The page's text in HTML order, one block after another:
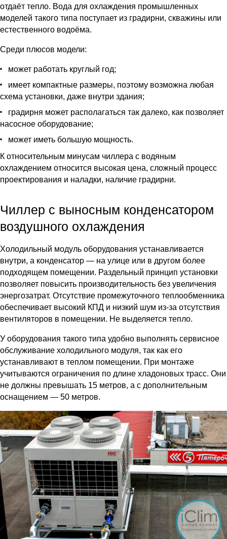
отдаёт тепло. Вода для охлаждения промышленных
моделей такого типа поступает из градирни, скважины или
естественного водоёма.
Среди плюсов модели:
может работать круглый год;
имеет компактные размеры, поэтому возможна любая
схема установки, даже внутри здания;
градирня может располагаться так далеко, как позволяет
насосное оборудование;
может иметь большую мощность.
К относительным минусам чиллера с водяным
охлаждением относится высокая цена, сложный процесс
проектирования и наладки, наличие градирни.
Чиллер с выносным конденсатором
воздушного охлаждения
Холодильный модуль оборудования устанавливается
внутри, а конденсатор — на улице или в другом более
подходящем помещении. Раздельный принцип установки
позволяет повысить производительность без увеличения
энергозатрат. Отсутствие промежуточного теплообменника
обеспечивает высокий КПД и низкий шум из-за отсутствия
вентиляторов в помещении. Не выделяется тепло.
У оборудования такого типа удобно выполнять сервисное
обслуживание холодильного модуля, так как его
устанавливают в теплом помещении. При монтаже
учитываются ограничения по длине хладоновых трасс. Они
не должны превышать 15 метров, а с дополнительным
оснащением — 50 метров.